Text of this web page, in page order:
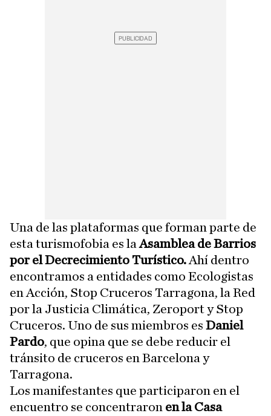
Una de las plataformas que forman parte de
esta turismofobia es la Asamblea de Barrios
por el Decrecimiento Turístico. Ahí dentro
encontramos a entidades como Ecologistas
en Acción, Stop Cruceros Tarragona, la Red
por la Justicia Climática, Zeroport y Stop
Cruceros. Uno de sus miembros es Daniel
Pardo, que opina que se debe reducir el
tránsito de cruceros en Barcelona y
Tarragona.
Los manifestantes que participaron en el
encuentro se concentraron en la Casa